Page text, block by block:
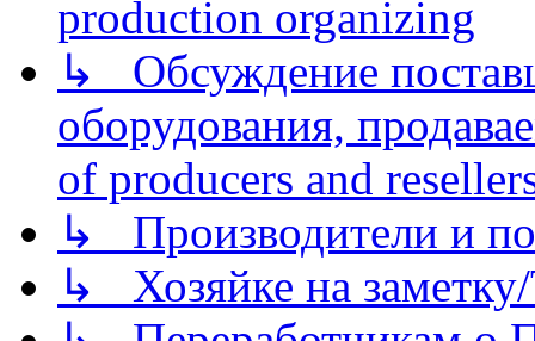
production organizing
↳ Обсуждение
оборудования,
of producers and
↳ Производители и
↳ Хозяйке на